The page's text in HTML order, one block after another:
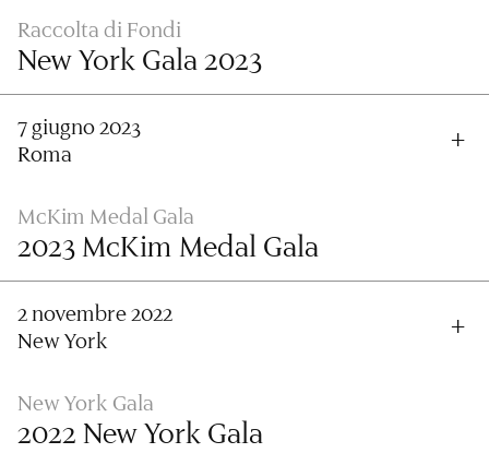
Raccolta di Fondi
New York Gala 2023
7 giugno 2023
Roma
McKim Medal Gala
2023 McKim Medal Gala
2 novembre 2022
New York
New York Gala
2022 New York Gala